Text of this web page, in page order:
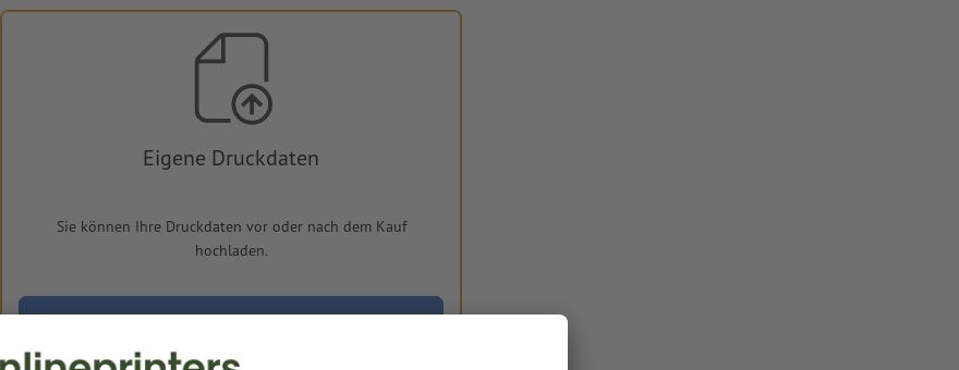
Eigene Druckdaten
Sie können Ihre Druckdaten vor oder nach dem Kauf
hochladen.
Jetzt hochladen